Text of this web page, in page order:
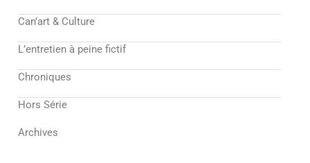
Can’art & Culture
L’entretien à peine fictif
Chroniques
Hors Série
Archives